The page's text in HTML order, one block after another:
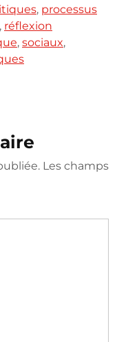
, processus
, réflexion
, sociaux,
Les champs